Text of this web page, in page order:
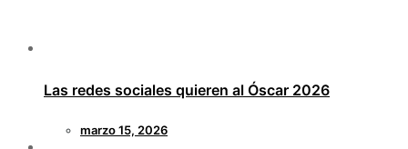
Las redes sociales quieren al Óscar 2026
marzo 15, 2026